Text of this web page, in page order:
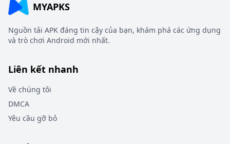
MYAPKS
Nguồn tải APK đáng tin cậy của bạn, khám phá các ứng dụng
và trò chơi Android mới nhất.
Liên kết nhanh
Về chúng tôi
DMCA
Yêu cầu gỡ bỏ